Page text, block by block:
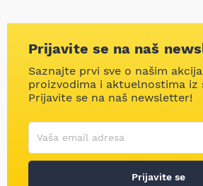
Prijavite se na naš
Saznajte prvi sve o našim
proizvodima i aktuelnostima iz
Prijavite se na naš newsletter!
Korisničko ime
Vaša email adresa
Prijavite se